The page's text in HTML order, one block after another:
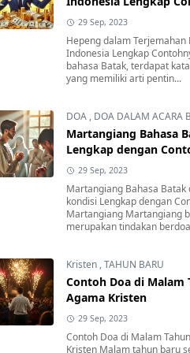
29 Sep, 2023
Hepeng dalam Terjemahan
Indonesia Lengkap
bahasa Batak, terdapat
yang memiliki arti pentin...
DOA , DOA DALAM ACARA
Martangiang Bahasa
Lengkap dengan
29 Sep, 2023
Martangiang Bahasa Batak
kondisi Lengkap dengan
Martangiang Martangiang
merupakan tindakan
Kristen ,TAHUN BARU
Contoh Doa di Malam
Agama Kristen
29 Sep, 2023
Contoh Doa di Malam
Kristen Malam tahun baru